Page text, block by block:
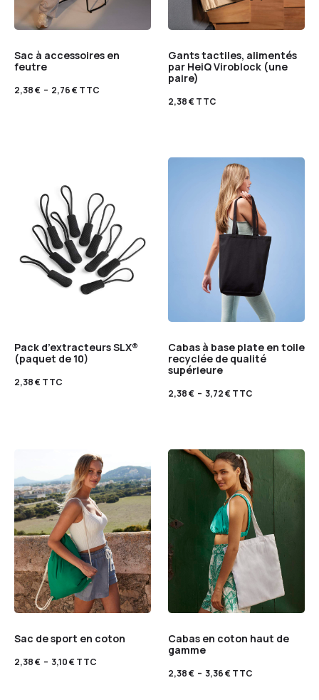
Sac à accessoires en
feutre
2,38€ – 2,76€TTC
Gants tactiles, alimentés
par HeiQ Viroblock (une
paire)
2,38€TTC
Pack d’extracteurs SLX®
(paquet de 10)
2,38€TTC
Cabas à base plate en toile
recyclée de qualité
supérieure
2,38€ – 3,72€TTC
Sac de sport en coton
2,38€ – 3,10€TTC
Cabas en coton haut de
gamme
2,38€ – 3,36€TTC